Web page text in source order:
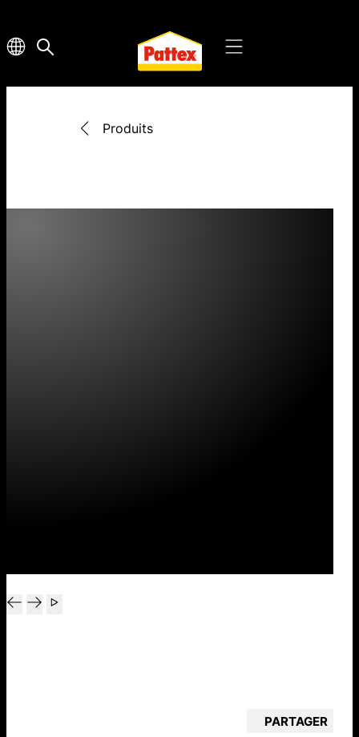
Produits
PARTAGER